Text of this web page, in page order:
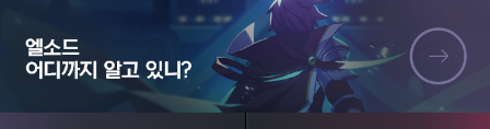
엘소드 어디까지 알고 있니?